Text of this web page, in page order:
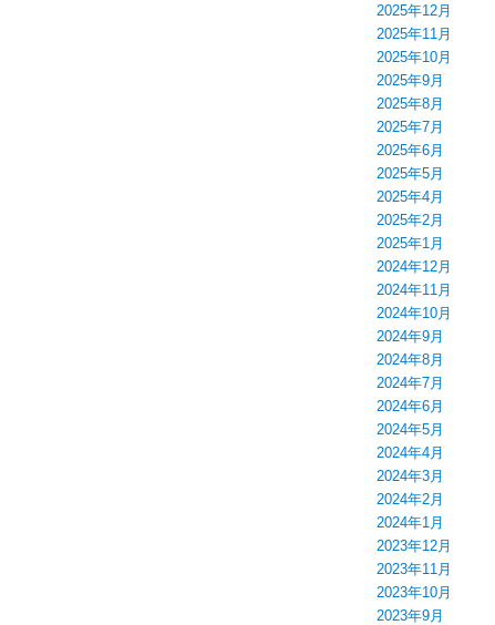
2025年12月
2025年11月
2025年10月
2025年9月
2025年8月
2025年7月
2025年6月
2025年5月
2025年4月
2025年2月
2025年1月
2024年12月
2024年11月
2024年10月
2024年9月
2024年8月
2024年7月
2024年6月
2024年5月
2024年4月
2024年3月
2024年2月
2024年1月
2023年12月
2023年11月
2023年10月
2023年9月